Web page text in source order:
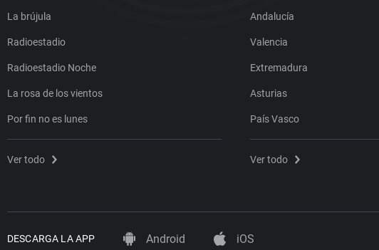
La brújula
Radioestadio
Radioestadio Noche
La rosa de los vientos
Por fin no es lunes
Ver todo
Andalucía
Valencia
Extremadura
Asturias
País Vasco
Ver todo
DESCARGA LA APP Android iOS